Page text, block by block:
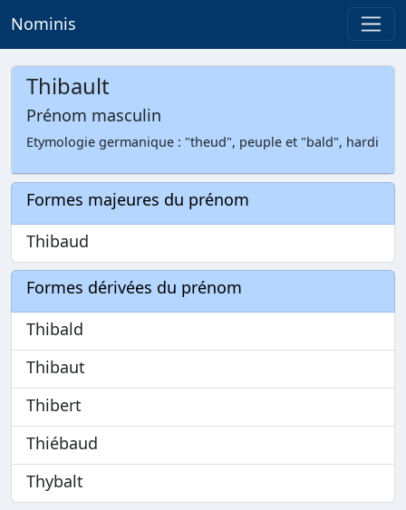
Nominis
Thibault
Prénom masculin
Etymologie germanique : "theud", peuple et "bald", hardi
Formes majeures du prénom
Thibaud
Formes dérivées du prénom
Thibald
Thibaut
Thibert
Thiébaud
Thybalt